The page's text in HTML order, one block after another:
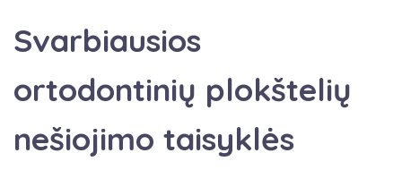
Svarbiausios
ortodontinių plokštelių
nešiojimo taisyklės